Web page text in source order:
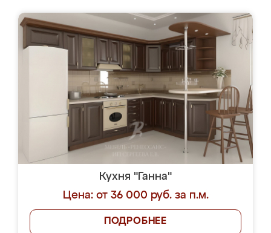
Кухня "Ганна"
Цена: от 36 000 руб. за п.м.
ПОДРОБНЕЕ